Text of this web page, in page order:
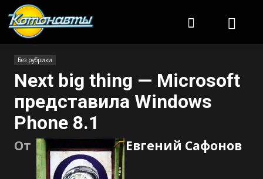
Без рубрики
Next big thing — Microsoft
представила Windows
Phone 8.1
От Евгений Сафонов